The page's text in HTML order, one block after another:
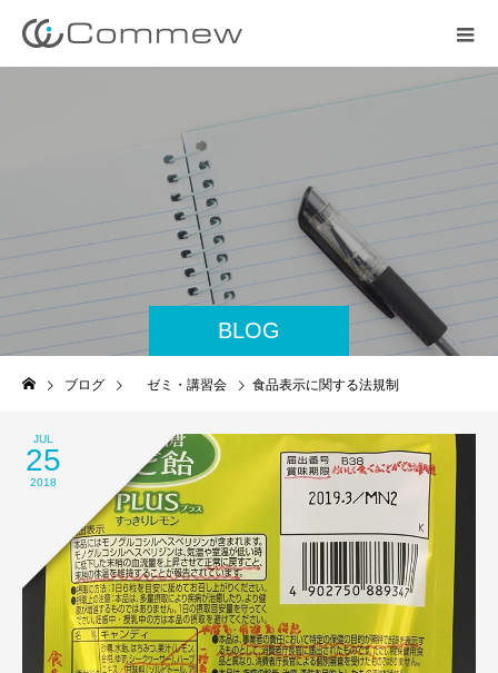
BLOG
ブログ ゼミ・講習会 食品表示に関する法規制
JUL
25
2018